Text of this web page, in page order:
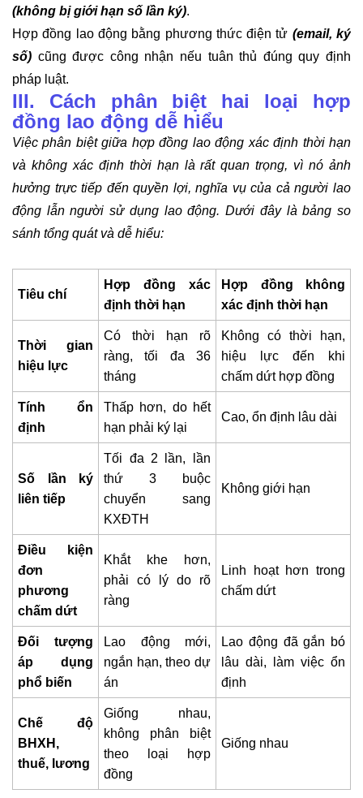
(không bị giới hạn số lần ký).
Hợp đồng lao động bằng phương thức điện tử (email, ký
số) cũng được công nhận nếu tuân thủ đúng quy định
pháp luật.
III. Cách phân biệt hai loại hợp
đồng lao động dễ hiểu
Việc phân biệt giữa hợp đồng lao động xác định thời hạn
và không xác định thời hạn là rất quan trọng, vì nó ảnh
hưởng trực tiếp đến quyền lợi, nghĩa vụ của cả người lao
động lẫn người sử dụng lao động. Dưới đây là bảng so
sánh tổng quát và dễ hiểu:
Tiêu chí
Hợp đồng xác
định thời hạn
Hợp đồng không
xác định thời hạn
Thời gian
hiệu lực
Có thời hạn rõ
ràng, tối đa 36
tháng
Không có thời hạn,
hiệu lực đến khi
chấm dứt hợp đồng
Tính ổn
định
Thấp hơn, do hết
hạn phải ký lại
Cao, ổn định lâu dài
Số lần ký
liên tiếp
Tối đa 2 lần, lần
thứ 3 buộc
chuyển sang
KXĐTH
Không giới hạn
Điều kiện
đơn
phương
chấm dứt
Khắt khe hơn,
phải có lý do rõ
ràng
Linh hoạt hơn trong
chấm dứt
Đối tượng
áp dụng
phổ biến
Lao động mới,
ngắn hạn, theo dự
án
Lao động đã gắn bó
lâu dài, làm việc ổn
định
Chế độ
BHXH,
thuế, lương
Giống nhau,
không phân biệt
theo loại hợp
đồng
Giống nhau